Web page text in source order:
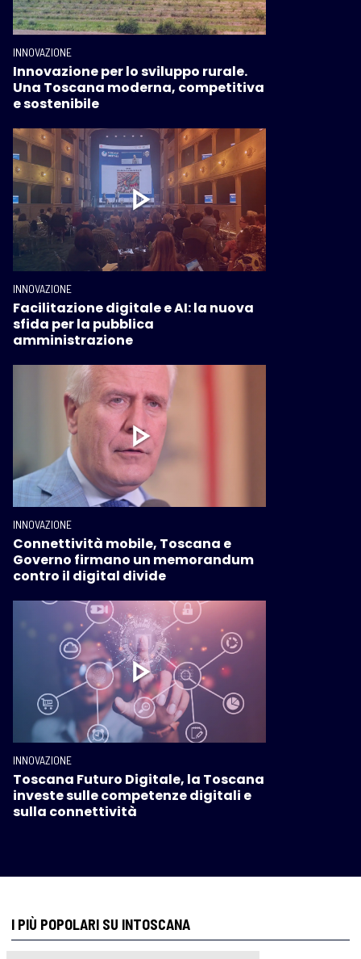
INNOVAZIONE
Innovazione per lo sviluppo rurale.
Una Toscana moderna, competitiva
e sostenibile
INNOVAZIONE
Facilitazione digitale e AI: la nuova
sfida per la pubblica
amministrazione
INNOVAZIONE
Connettività mobile, Toscana e
Governo firmano un memorandum
contro il digital divide
INNOVAZIONE
Toscana Futuro Digitale, la Toscana
investe sulle competenze digitali e
sulla connettività
I PIÙ POPOLARI SU INTOSCANA